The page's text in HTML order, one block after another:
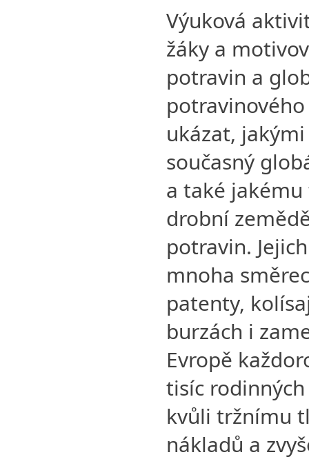
Výuková
žáky a
potravin a
ukázat,
současný
a také
drobní
potravin.
mnoha
patenty,
burzách i
Evropě
tisíc
kvůli tržnímu
nákladů a